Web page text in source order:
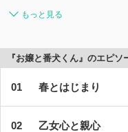
もっと見る
『お嬢と番犬くん』のエピソ
春とはじまり
乙女心と親心